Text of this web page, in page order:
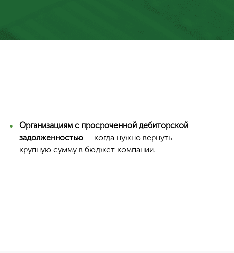
Организациям с просроченной дебиторской
задолженностью— когда нужно вернуть
крупную сумму в бюджет компании.